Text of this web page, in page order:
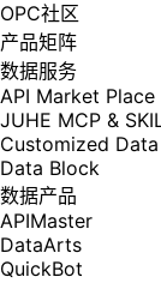
OPC社区
产品矩阵
数据服务
API Market Place
JUHE MCP &
Customized Data
Data Block
数据产品
APIMaster
DataArts
QuickBot